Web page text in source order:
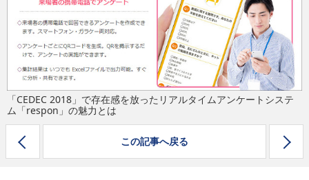
「CEDEC 2018」で存在感を放ったリアルタイムアンケートシステ
ム「respon」の魅力とは
この記事へ戻る